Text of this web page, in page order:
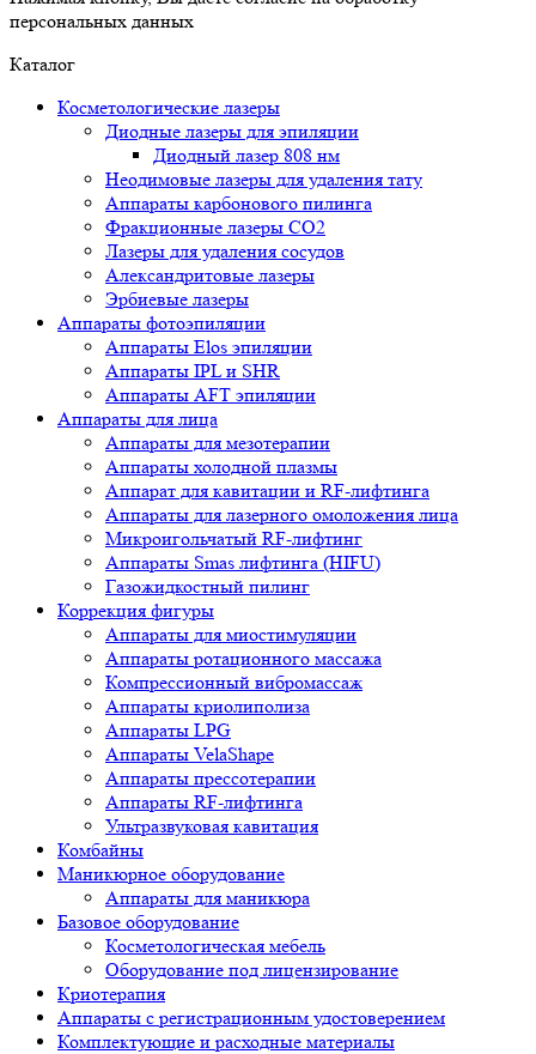
персональных данных
Каталог
Косметологические лазеры
Диодные лазеры для эпиляции
Диодный лазер 808 нм
Неодимовые лазеры для удаления тату
Аппараты карбонового пилинга
Фракционные лазеры CO2
Лазеры для удаления сосудов
Александритовые лазеры
Эрбиевые лазеры
Аппараты фотоэпиляции
Аппараты Elos эпиляции
Аппараты IPL и SHR
Аппараты AFT эпиляции
Аппараты для лица
Аппараты для мезотерапии
Аппараты холодной плазмы
Аппарат для кавитации и RF-лифтинга
Аппараты для лазерного омоложения лица
Микроигольчатый RF-лифтинг
Аппараты Smas лифтинга (HIFU)
Газожидкостный пилинг
Коррекция фигуры
Аппараты для миостимуляции
Аппараты ротационного массажа
Компрессионный вибромассаж
Аппараты криолиполиза
Аппараты LPG
Аппараты VelaShape
Аппараты прессотерапии
Аппараты RF-лифтинга
Ультразвуковая кавитация
Комбайны
Маникюрное оборудование
Аппараты для маникюра
Базовое оборудование
Косметологическая мебель
Оборудование под лицензирование
Криотерапия
Аппараты c регистрационным удостоверением
Комплектующие и расходные материалы